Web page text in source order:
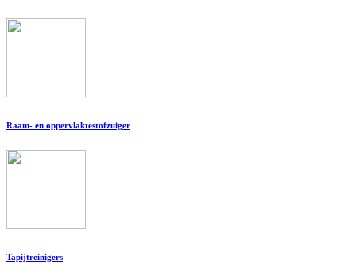
Raam- en oppervlaktestofzuiger
Tapijtreinigers